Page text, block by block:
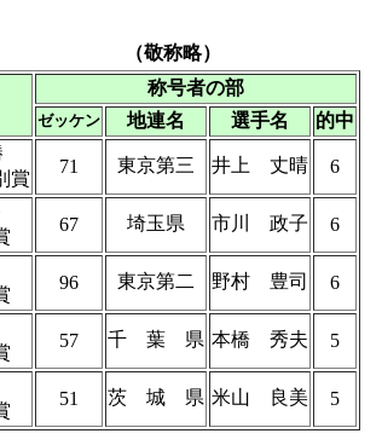
（敬称略）
称号者の部
ゼッケン 地連名 選手名
的中
賞
71 東京第三 井上 丈晴 6
67 埼玉県 市川 政子 6
96 東京第二 野村 豊司 6
57 千 葉 県 本橋 秀夫 5
51 茨 城 県 米山 良美 5